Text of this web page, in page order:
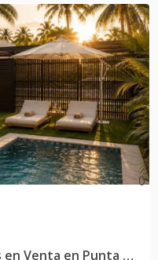
0
Praderas del Farallón | Villas en Venta en Punta Cana de 2 y 3 Habitaciones | Residencial Alta Vista